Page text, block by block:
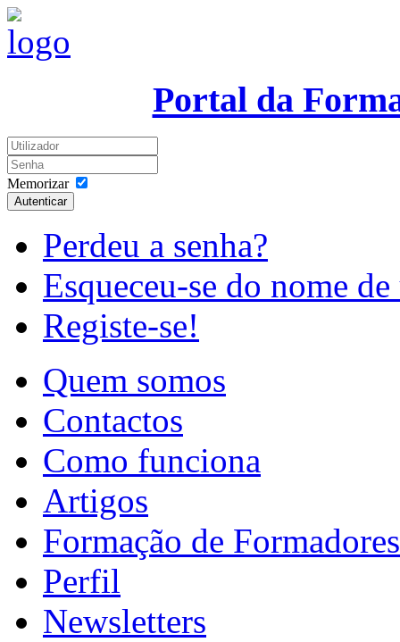
Portal da
Memorizar
Autenticar
Perdeu a senha?
Esqueceu-se do nome
Registe-se!
Quem somos
Contactos
Como funciona
Artigos
Formação de Formadores
Perfil
Newsletters